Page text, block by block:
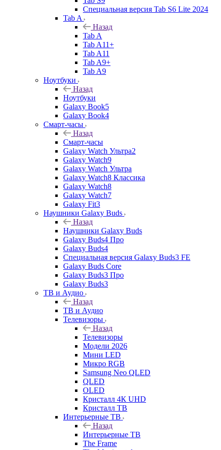
Специальная версия Tab S6 Lite 2024
Tab A
Назад
Tab A
Tab A11+
Tab A11
Tab A9+
Tab A9
Ноутбуки
Назад
Ноутбуки
Galaxy Book5
Galaxy Book4
Смарт-часы
Назад
Смарт-часы
Galaxy Watch Ультра2
Galaxy Watch9
Galaxy Watch Ультра
Galaxy Watch8 Классика
Galaxy Watch8
Galaxy Watch7
Galaxy Fit3
Наушники Galaxy Buds
Назад
Наушники Galaxy Buds
Galaxy Buds4 Про
Galaxy Buds4
Специальная версия Galaxy Buds3 FE
Galaxy Buds Core
Galaxy Buds3 Про
Galaxy Buds3
ТВ и Аудио
Назад
ТВ и Аудио
Телевизоры
Назад
Телевизоры
Модели 2026
Мини LED
Микро RGB
Samsung Neo QLED
QLED
OLED
Кристалл 4К UHD
Кристалл ТВ
Интерьерные ТВ
Назад
Интерьерные ТВ
The Frame